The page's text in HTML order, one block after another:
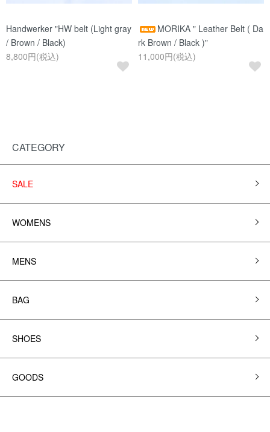
Handwerker "HW belt (Light gray
/ Brown / Black)
8,800円(税込)
MORIKA " Leather Belt ( Da
rk Brown / Black )"
11,000円(税込)
CATEGORY
SALE
WOMENS
MENS
BAG
SHOES
GOODS